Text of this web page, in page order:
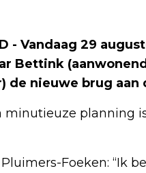
- Vandaag 29
Bettink
de nieuwe brug aan
minutieuze planning
Foeken: “Ik